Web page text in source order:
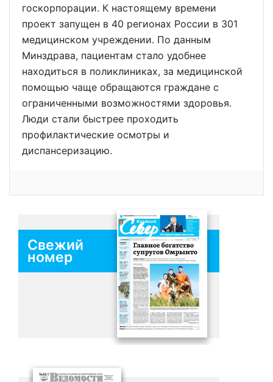
госкорпорации. К настоящему времени
проект запущен в 40 регионах России в 301
медицинском учреждении. По данным
Минздрава, пациентам стало удобнее
находиться в поликлиниках, за медицинской
помощью чаще обращаются граждане с
ограниченными возможностями здоровья.
Люди стали быстрее проходить
профилактические осмотры и
диспансеризацию.
Свежий
номер